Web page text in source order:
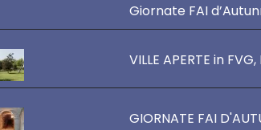
Giornate FAI
VILLE APERTE in
GIORNATE FAI